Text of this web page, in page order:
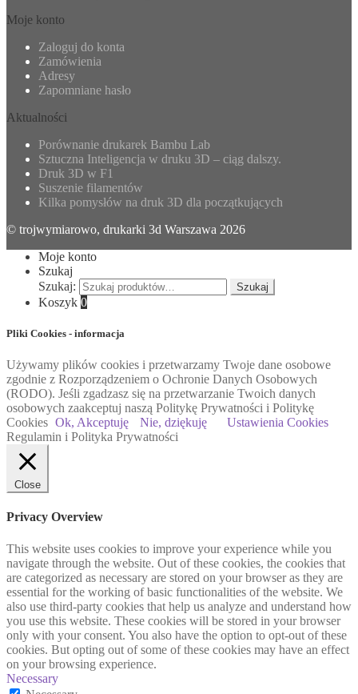
Moje konto
Zaloguj do konta
Zamówienia
Adresy
Zapomniane hasło
Aktualności
Porównanie drukarek Bambu Lab
Sztuczna Inteligencja w druku 3D – ciąg dalszy.
Druk 3D w F1
Suszenie filamentów
Kilka pomysłów na druk 3D dla początkujących
© trojwymiarowo, drukarki 3d Warszawa 2026
Moje konto
Szukaj
Szukaj:
Szukaj
Koszyk 0
Pliki Cookies - informacja
Używamy plików cookies i przetwarzamy Twoje dane osobowe
zgodnie z Rozporządzeniem o Ochronie Danych Osobowych
(RODO). Jeśli zgadzasz się na przetwarzanie Twoich danych
osobowych zaakceptuj naszą Politykę Prywatności i Politykę
Cookies Ok, Akceptuję Nie, dziękuję
Ustawienia Cookies
Regulamin i Polityka Prywatności
Close
Privacy Overview
This website uses cookies to improve your experience while you
navigate through the website. Out of these cookies, the cookies that
are categorized as necessary are stored on your browser as they are
essential for the working of basic functionalities of the website. We
also use third-party cookies that help us analyze and understand how
you use this website. These cookies will be stored in your browser
only with your consent. You also have the option to opt-out of these
cookies. But opting out of some of these cookies may have an effect
on your browsing experience.
Necessary